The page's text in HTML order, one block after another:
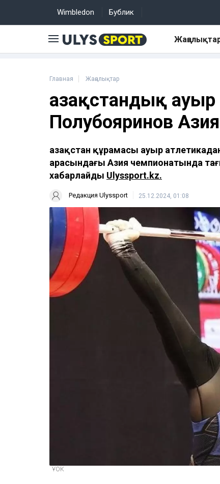
Wimbledon Бублик
Главная Жаңалықтар
Қазақстандық
Полубояринов
Қазақстан құрамасы ауыр
арасындағы Азия чемпионатында
хабарлайды Ulyssport.kz.
Редакция Ulyssport 25.12.2024, 01:08
ҰОК